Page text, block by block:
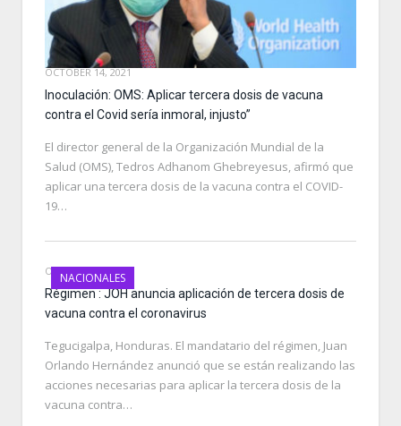
OCTOBER 14, 2021
Inoculación: OMS: Aplicar tercera dosis de vacuna
contra el Covid sería inmoral, injusto”
El director general de la Organización Mundial de la
Salud (OMS), Tedros Adhanom Ghebreyesus, afirmó que
aplicar una tercera dosis de la vacuna contra el COVID-
19…
NACIONALES
OCTOBER 12, 2021
Régimen : JOH anuncia aplicación de tercera dosis de
vacuna contra el coronavirus
Tegucigalpa, Honduras. El mandatario del régimen, Juan
Orlando Hernández anunció que se están realizando las
acciones necesarias para aplicar la tercera dosis de la
vacuna contra…